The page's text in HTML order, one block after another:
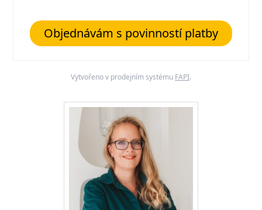
Objednávám s povinností platby
Vytvořeno v prodejním systému FAPI.